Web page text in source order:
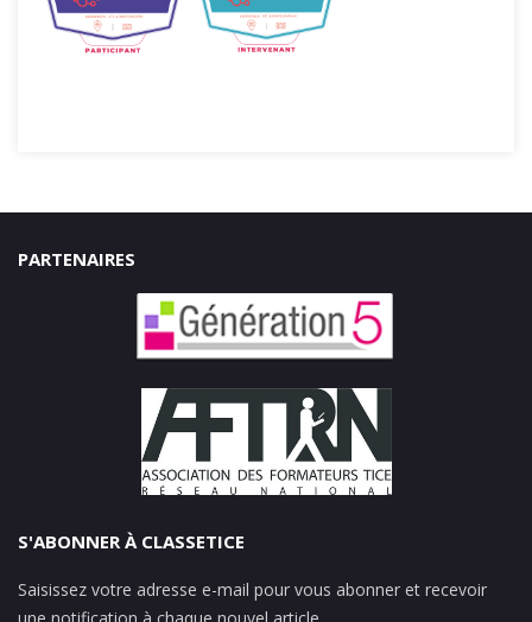
PARTENAIRES
S'ABONNER À CLASSETICE
Saisissez votre adresse e-mail pour vous abonner et recevoir